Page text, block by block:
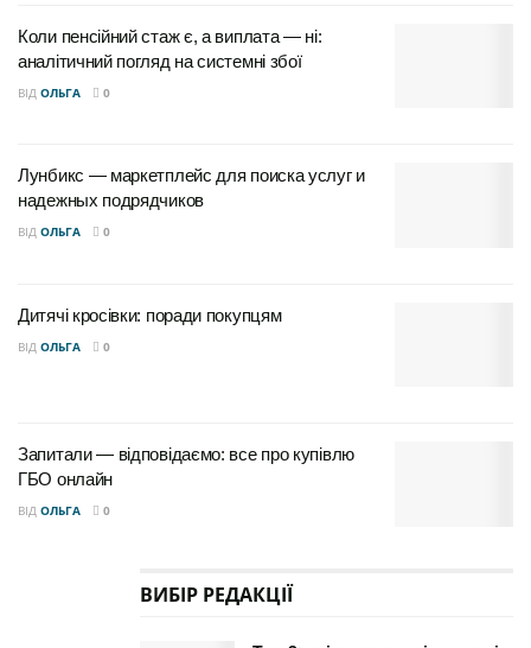
Коли пенсійний стаж є, а виплата — ні:
аналітичний погляд на системні збої
ВІД ОЛЬГА 0
Лунбикс — маркетплейс для поиска услуг и
надежных подрядчиков
ВІД ОЛЬГА 0
Дитячі кросівки: поради покупцям
ВІД ОЛЬГА 0
Запитали — відповідаємо: все про купівлю
ГБО онлайн
ВІД ОЛЬГА 0
ВИБІР РЕДАКЦІЇ